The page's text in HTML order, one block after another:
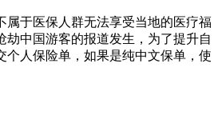
属于医保人群无法享受当地的医疗福
中国游客的报道发生，为了提升自
人保险单，如果是纯中文保单，使